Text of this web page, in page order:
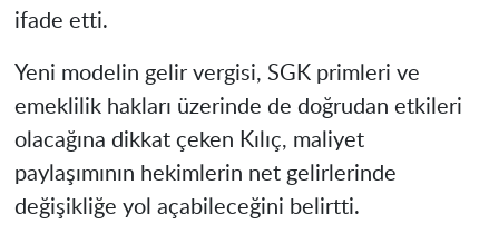
ifade etti.
Yeni modelin gelir vergisi, SGK primleri ve
emeklilik hakları üzerinde de doğrudan etkileri
olacağına dikkat çeken Kılıç, maliyet
paylaşımının hekimlerin net gelirlerinde
değişikliğe yol açabileceğini belirtti.